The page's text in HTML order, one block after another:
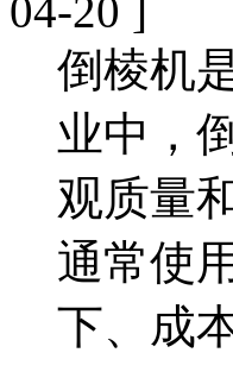
04-20 ]
倒棱机
业中，
观质量
通常使
下、成